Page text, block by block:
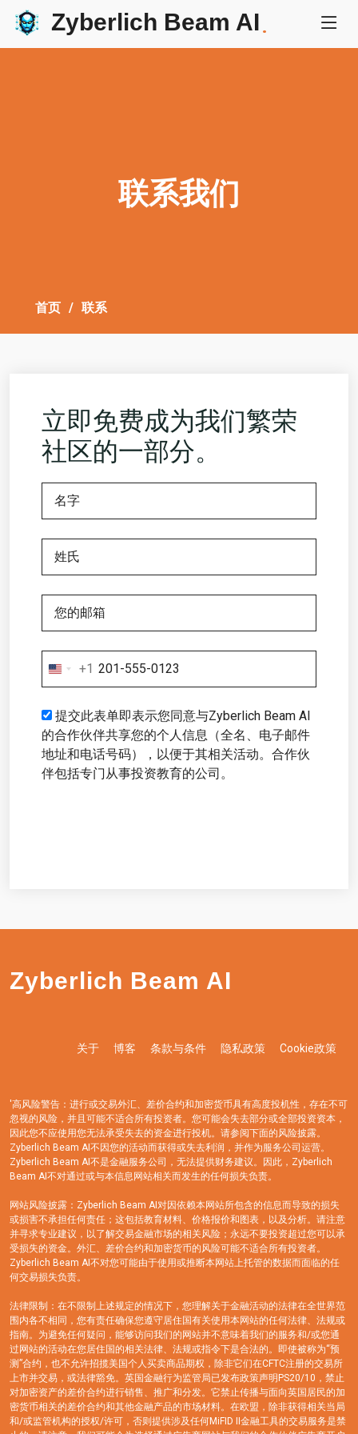
Zyberlich Beam AI.
联系我们
首页 联系
立即免费成为我们繁荣
社区的一部分。
United
States
+1
+1
提交此表单即表示您同意与Zyberlich Beam AI
的合作伙伴共享您的个人信息（全名、电子邮件
地址和电话号码），以便于其相关活动。合作伙
伴包括专门从事投资教育的公司。
Zyberlich Beam AI
关于 博客 条款与条件 隐私政策 Cookie政策
'高风险警告：进行或交易外汇、差价合约和加密货币具有高度投机性，存在不可
忽视的风险，并且可能不适合所有投资者。您可能会失去部分或全部投资资本，
因此您不应使用您无法承受失去的资金进行投机。请参阅下面的风险披露。
Zyberlich Beam AI不因您的活动而获得或失去利润，并作为服务公司运营。
Zyberlich Beam AI不是金融服务公司，无法提供财务建议。因此，Zyberlich
Beam AI不对通过或与本信息网站相关而发生的任何损失负责。
网站风险披露：Zyberlich Beam AI对因依赖本网站所包含的信息而导致的损失
或损害不承担任何责任；这包括教育材料、价格报价和图表，以及分析。请注意
并寻求专业建议，以了解交易金融市场的相关风险；永远不要投资超过您可以承
受损失的资金。外汇、差价合约和加密货币的风险可能不适合所有投资者。
Zyberlich Beam AI不对您可能由于使用或推断本网站上托管的数据而面临的任
何交易损失负责。
法律限制：在不限制上述规定的情况下，您理解关于金融活动的法律在全世界范
围内各不相同，您有责任确保您遵守居住国有关使用本网站的任何法律、法规或
指南。为避免任何疑问，能够访问我们的网站并不意味着我们的服务和/或您通
过网站的活动在您居住国的相关法律、法规或指令下是合法的。即使被称为“预
测”合约，也不允许招揽美国个人买卖商品期权，除非它们在CFTC注册的交易所
上市并交易，或法律豁免。英国金融行为监管局已发布政策声明PS20/10，禁止
对加密资产的差价合约进行销售、推广和分发。它禁止传播与面向英国居民的加
密货币相关的差价合约和其他金融产品的市场材料。在欧盟，除非获得相关当局
和/或监管机构的授权/许可，否则提供涉及任何MiFID II金融工具的交易服务是禁